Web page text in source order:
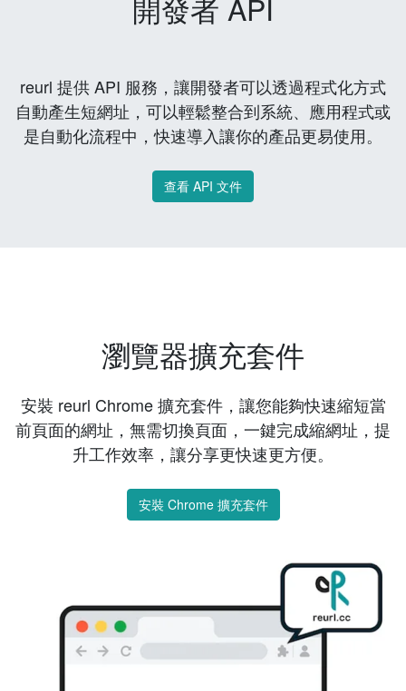
reurl 提供 API 服務，讓開發者可以透過程式化方式
自動產生短網址，可以輕鬆整合到系統、應用程式或
是自動化流程中，快速導入讓你的產品更易使用。
查看 API 文件
瀏覽器擴充套件
安裝 reurl Chrome 擴充套件，讓您能夠快速縮短當
前頁面的網址，無需切換頁面，一鍵完成縮網址，提
升工作效率，讓分享更快速更方便。
安裝 Chrome 擴充套件